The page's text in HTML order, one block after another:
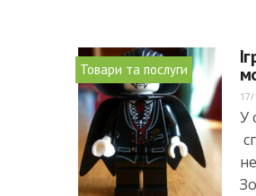
Товари та послуги
У